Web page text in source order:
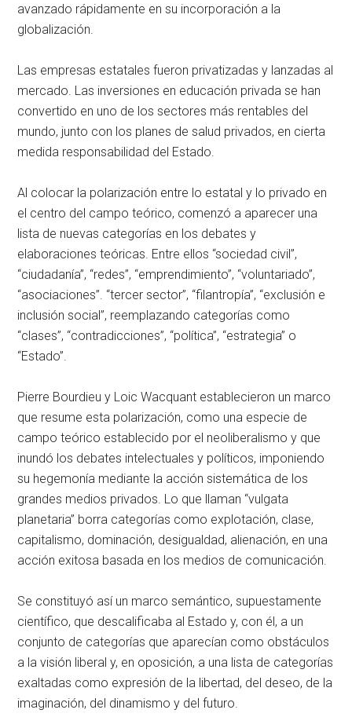
avanzado rápidamente en su incorporación a la
globalización.
Las empresas estatales fueron privatizadas y lanzadas al
mercado. Las inversiones en educación privada se han
convertido en uno de los sectores más rentables del
mundo, junto con los planes de salud privados, en cierta
medida responsabilidad del Estado.
Al colocar la polarización entre lo estatal y lo privado en
el centro del campo teórico, comenzó a aparecer una
lista de nuevas categorías en los debates y
elaboraciones teóricas. Entre ellos “sociedad civil”,
“ciudadanía”, “redes”, “emprendimiento”, “voluntariado”,
“asociaciones”. “tercer sector”, “filantropía”, “exclusión e
inclusión social”, reemplazando categorías como
“clases”, “contradicciones”, “política”, “estrategia” o
“Estado”.
Pierre Bourdieu y Loic Wacquant establecieron un marco
que resume esta polarización, como una especie de
campo teórico establecido por el neoliberalismo y que
inundó los debates intelectuales y políticos, imponiendo
su hegemonía mediante la acción sistemática de los
grandes medios privados. Lo que llaman “vulgata
planetaria” borra categorías como explotación, clase,
capitalismo, dominación, desigualdad, alienación, en una
acción exitosa basada en los medios de comunicación.
Se constituyó así un marco semántico, supuestamente
científico, que descalificaba al Estado y, con él, a un
conjunto de categorías que aparecían como obstáculos
a la visión liberal y, en oposición, a una lista de categorías
exaltadas como expresión de la libertad, del deseo, de la
imaginación, del dinamismo y del futuro.